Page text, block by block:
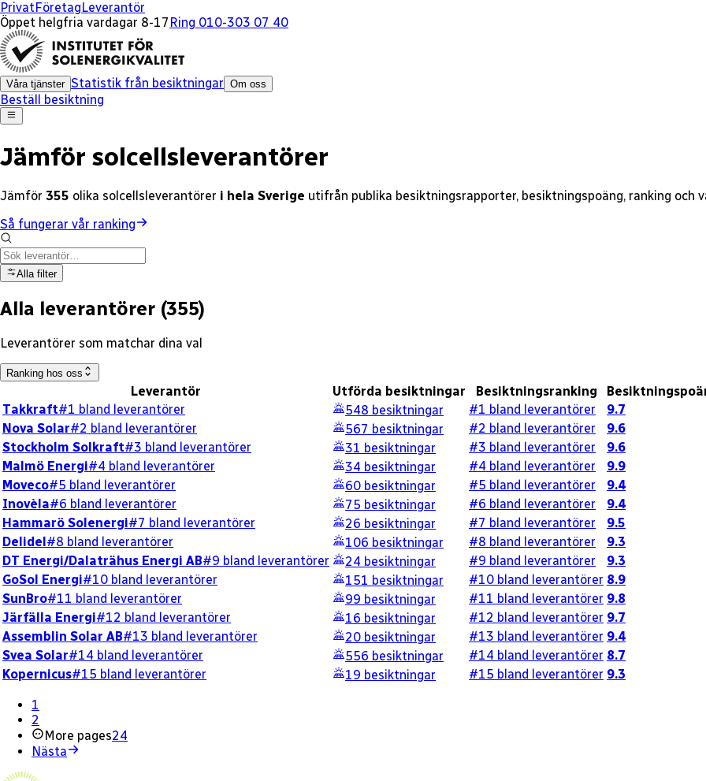
PrivatFöretagLeverantör
Öppet helgfria vardagar 8-17 Ring 010-303 07 40
Våra tjänster Statistik från besiktningar Om oss
Beställ besiktning
Jämför solcellsleverantörer
Jämför 355 olika solcellsleverantörer i hela Sverige utifrån publika besiktningsrapporter, besiktningspoäng, ranking och
Så fungerar vår ranking
Alla filter
Alla leverantörer (355)
Leverantörer som matchar dina val
Ranking hos oss
Leverantör Utförda besiktningar Besiktningsranking
Takkraft#1 bland leverantörer 548 besiktningar #1 bland leverantörer 9.7
x
Nova Solar#2 bland leverantörer 567 besiktningar #2 bland leverantörer 9.6
x
Stockholm Solkraft#3 bland leverantörer 31 besiktningar #3 bland leverantörer 9.6
x
Malmö Energi#4 bland leverantörer 34 besiktningar #4 bland leverantörer 9.9
x
Moveco#5 bland leverantörer 60 besiktningar #5 bland leverantörer 9.4
x
Inovèla#6 bland leverantörer 75 besiktningar #6 bland leverantörer 9.4
x
Hammarö Solenergi#7 bland leverantörer 26 besiktningar #7 bland leverantörer 9.5
x
Delidel#8 bland leverantörer 106 besiktningar #8 bland leverantörer 9.3
x
DT Energi/Dalaträhus Energi AB#9 bland leverantörer 24 besiktningar #9 bland leverantörer 9.3
x
GoSol Energi#10 bland leverantörer 151 besiktningar #10 bland leverantörer 8.9
x
SunBro#11 bland leverantörer 99 besiktningar #11 bland leverantörer 9.8
x
Järfälla Energi#12 bland leverantörer 16 besiktningar #12 bland leverantörer 9.7
x
Assemblin Solar AB#13 bland leverantörer 20 besiktningar #13 bland leverantörer 9.4
x
Svea Solar#14 bland leverantörer 556 besiktningar #14 bland leverantörer 8.7
x
Kopernicus#15 bland leverantörer 19 besiktningar #15 bland leverantörer 9.3
x
1
2
More pages24
Nästa